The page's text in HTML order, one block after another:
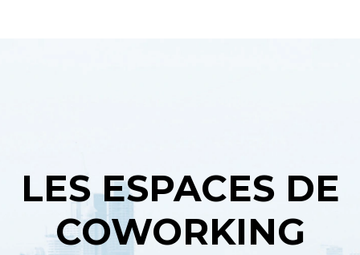
LES ESPACES DE
COWORKING